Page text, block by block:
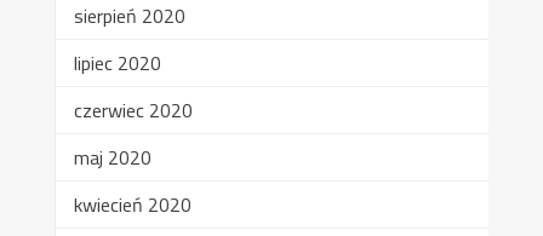
sierpień 2020
lipiec 2020
czerwiec 2020
maj 2020
kwiecień 2020